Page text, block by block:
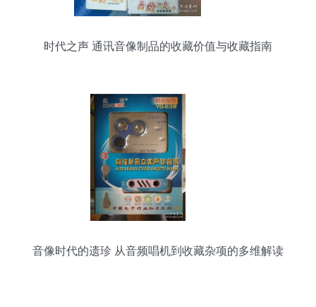
时代之声 通讯音像制品的收藏价值与收藏指南
音像时代的遗珍 从音频唱机到收藏杂项的多维解读